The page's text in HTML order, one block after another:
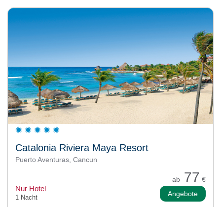
Catalonia Riviera Maya Resort
Puerto Aventuras, Cancun
ab 77 €
Nur Hotel
1 Nacht Angebote